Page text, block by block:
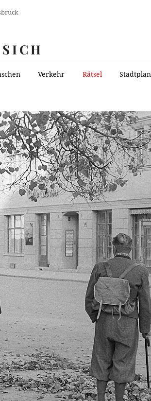
Verkehr Rätsel Stadtplan